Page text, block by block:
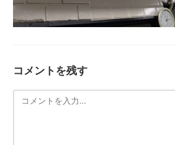
コメントを残す